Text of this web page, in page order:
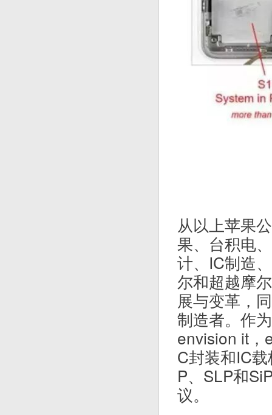
从以上苹果
果、台积电
计、IC制造
尔和超越摩
展与变革，
制造者。作
envision it，
C封装和IC
P、SLP和
议。